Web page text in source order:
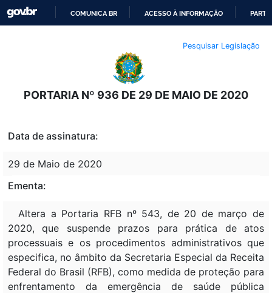
O
CONTEÚDO
COMUNICA BR ACESSO À INFORMAÇÃO
Pesquisar Legislação
PORTARIA Nº 936 DE 29 DE MAIO DE 2020
Data de assinatura:
29 de Maio de 2020
Ementa:
Altera a Portaria RFB nº 543, de 20 de março de
2020, que suspende prazos para prática de atos
processuais e os procedimentos administrativos que
especifica, no âmbito da Secretaria Especial da Receita
Federal do Brasil (RFB), como medida de proteção para
enfrentamento da emergência de saúde pública